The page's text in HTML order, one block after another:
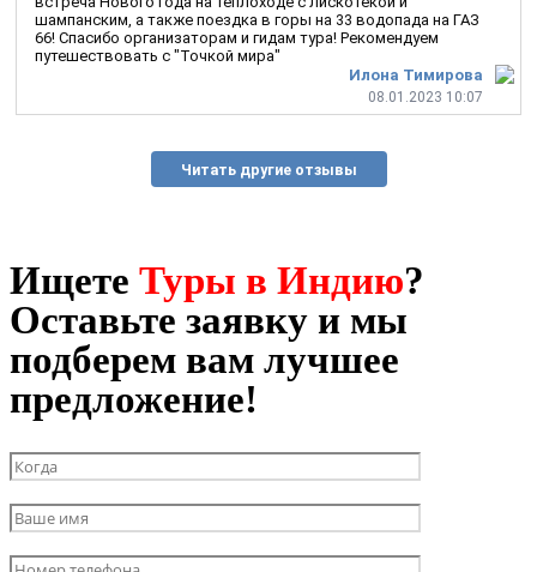
Илона Тимирова
08.01.2023 10:07
шампанским, а также поездка в горы на 33 водопада на ГАЗ
66! Спасибо организаторам и гидам тура! Рекомендуем
путешествовать с "Точкой мира"
Читать другие отзывы
Ищете Туры в Индию?
Оставьте заявку и мы
подберем вам лучшее
предложение!